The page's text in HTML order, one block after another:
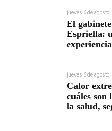
jueves 6 de
El
Espriella:
jueves 6 de
Calor
cuáles son
la salud,